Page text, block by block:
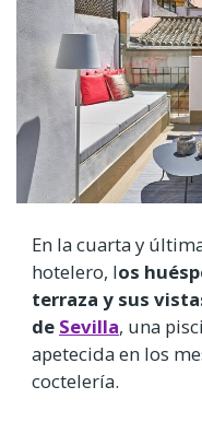
En la cuarta y
hotelero, los
terraza y sus
de Sevilla, una
apetecida en los
coctelería.